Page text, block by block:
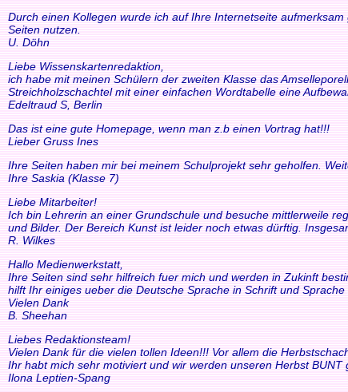
Durch einen Kollegen wurde ich auf Ihre Internetseite
Seiten nutzen.
U. Döhn
Liebe Wissenskartenredaktion,
ich habe mit meinen Schülern der zweiten Klasse das
Streichholzschachtel mit einer einfachen Wordtabelle eine
Edeltraud S, Berlin
Das ist eine gute Homepage, wenn man z.b einen Vortrag hat!!!
Lieber Gruss Ines
Ihre Seiten haben mir bei meinem Schulprojekt sehr geholfen.
Ihre Saskia (Klasse 7)
Liebe Mitarbeiter!
Ich bin Lehrerin an einer Grundschule und besuche mittlerweile
und Bilder. Der Bereich Kunst ist leider noch etwas dürftig.
R. Wilkes
Hallo Medienwerkstatt,
Ihre Seiten sind sehr hilfreich fuer mich und werden in Zukinft
hilft Ihr einiges ueber die Deutsche Sprache in Schrift und
Vielen Dank
B. Sheehan
Liebes Redaktionsteam!
Vielen Dank für die vielen tollen Ideen!!! Vor allem die
Ihr habt mich sehr motiviert und wir werden unseren Herbst BUNT
Ilona Leptien-Spang